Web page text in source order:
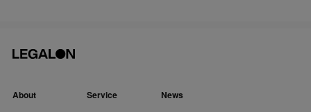
About Service News